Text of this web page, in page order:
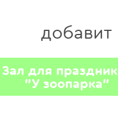
добавит
Зал для
"У зоопарка"